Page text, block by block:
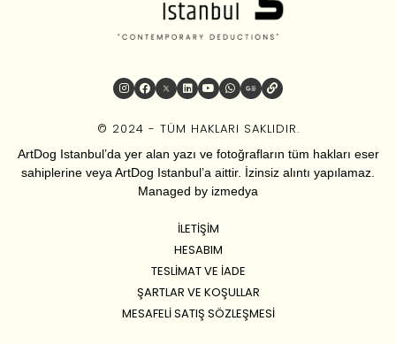
© 2024 - TÜM HAKLARI SAKLIDIR.
ArtDog Istanbul’da yer alan yazı ve fotoğrafların tüm hakları eser
sahiplerine veya ArtDog Istanbul’a aittir. İzinsiz alıntı yapılamaz.
Managed by izmedya
İLETIŞIM
HESABIM
TESLIMAT VE İADE
ŞARTLAR VE KOŞULLAR
MESAFELI SATIŞ SÖZLEŞMESI